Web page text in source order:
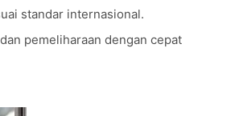
standar internasional.
pemeliharaan dengan cepat